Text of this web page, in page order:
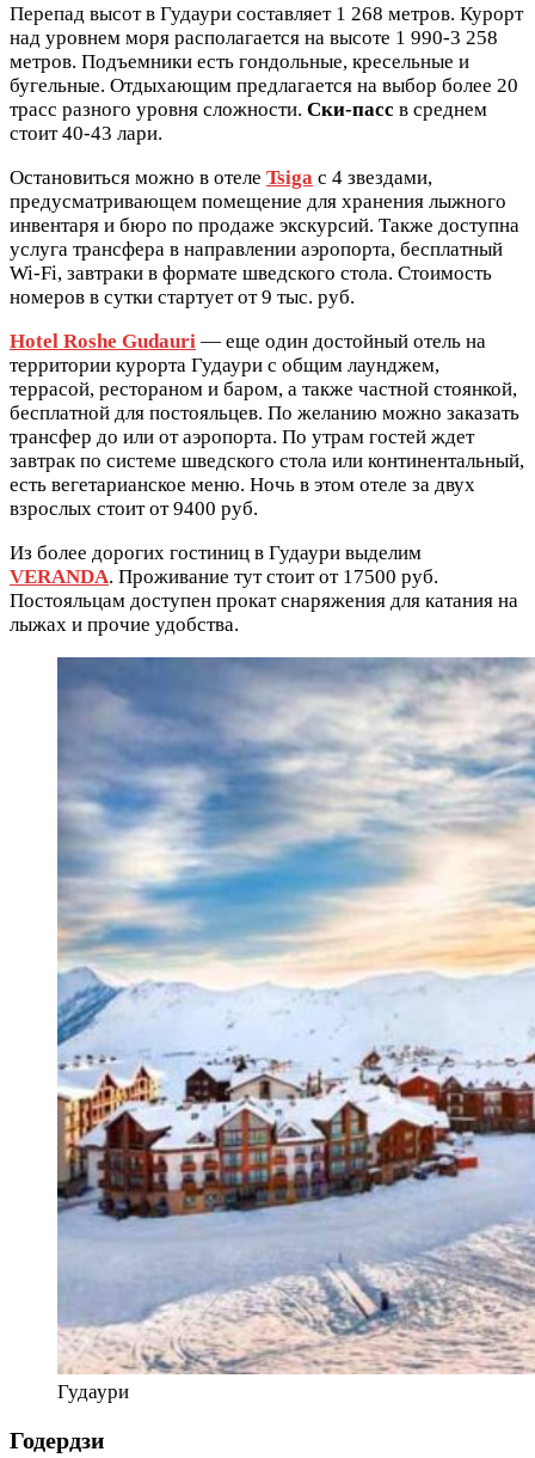
Перепад высот в Гудаури составляет 1 268 метров. Курорт
над уровнем моря располагается на высоте 1 990-3 258
метров. Подъемники есть гондольные, кресельные и
бугельные. Отдыхающим предлагается на выбор более 20
трасс разного уровня сложности. Ски-пасс в среднем
стоит 40-43 лари.
Остановиться можно в отеле Tsiga с 4 звездами,
предусматривающем помещение для хранения лыжного
инвентаря и бюро по продаже экскурсий. Также доступна
услуга трансфера в направлении аэропорта, бесплатный
Wi-Fi, завтраки в формате шведского стола. Стоимость
номеров в сутки стартует от 9 тыс. руб.
Hotel Roshe Gudauri — еще один достойный отель на
территории курорта Гудаури с общим лаунджем,
террасой, рестораном и баром, а также частной стоянкой,
бесплатной для постояльцев. По желанию можно заказать
трансфер до или от аэропорта. По утрам гостей ждет
завтрак по системе шведского стола или континентальный,
есть вегетарианское меню. Ночь в этом отеле за двух
взрослых стоит от 9400 руб.
Из более дорогих гостиниц в Гудаури выделим
VERANDA. Проживание тут стоит от 17500 руб.
Постояльцам доступен прокат снаряжения для катания на
лыжах и прочие удобства.
Гудаури
Годердзи